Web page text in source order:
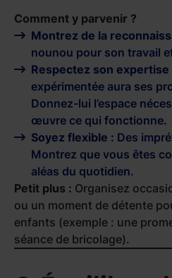
Comment y parvenir ?
Montrez de la
nounou pour son travail
Respectez son expertise
expérimentée aura ses
Donnez-lui l’espace
œuvre ce qui fonctionne.
Soyez flexible : Des
Montrez que vous êtes
aléas du quotidien.
Petit plus : Organisez
ou un moment de détente
enfants (exemple : une
séance de bricolage).